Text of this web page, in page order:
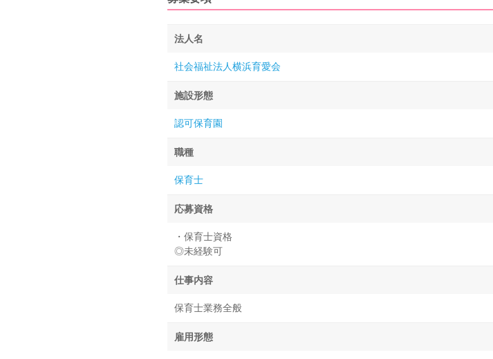
法人名
社会福祉法人横浜育愛会
施設形態
認可保育園
職種
保育士
応募資格
・保育士資格
◎未経験可
仕事内容
保育士業務全般
雇用形態